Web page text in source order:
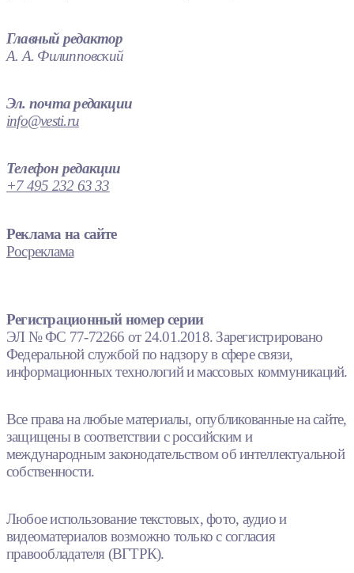
Главный редактор
А. А. Филипповский
Эл. почта редакции
info@vesti.ru
Телефон редакции
+7 495 232 63 33
Реклама на сайте
Росреклама
Регистрационный номер серии
ЭЛ № ФС 77-72266 от 24.01.2018. Зарегистрировано
Федеральной службой по надзору в сфере связи,
информационных технологий и массовых коммуникаций.
Все права на любые материалы, опубликованные на сайте,
защищены в соответствии с российским и
международным законодательством об интеллектуальной
собственности.
Любое использование текстовых, фото, аудио и
видеоматериалов возможно только с согласия
правообладателя (ВГТРК).